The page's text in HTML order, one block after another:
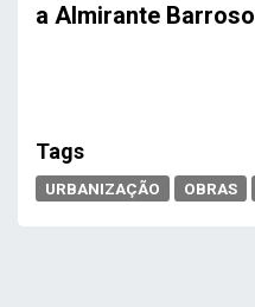
a Almirante Barroso
Tags
URBANIZAÇÃO OBRAS